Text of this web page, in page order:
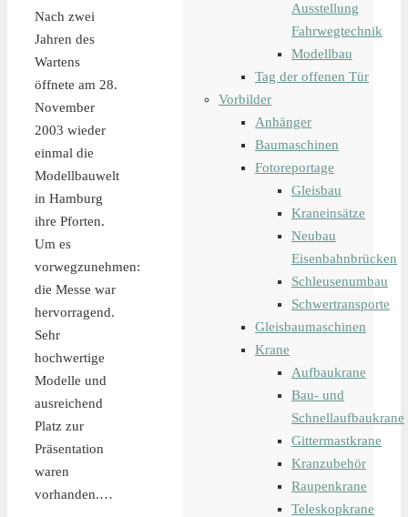
Nach zwei
Jahren des
Wartens
öffnete am 28.
November
2003 wieder
einmal die
Modellbauwelt
in Hamburg
ihre Pforten.
Um es
vorwegzunehmen:
die Messe war
hervorragend.
Sehr
hochwertige
Modelle und
ausreichend
Platz zur
Präsentation
waren
vorhanden.…
Ausstellung
Fahrwegtechnik
Modellbau
Tag der offenen Tür
Vorbilder
Anhänger
Baumaschinen
Fotoreportage
Gleisbau
Kraneinsätze
Neubau
Eisenbahnbrücken
Schleusenumbau
Schwertransporte
Gleisbaumaschinen
Krane
Aufbaukrane
Bau- und
Schnellaufbaukrane
Gittermastkrane
Kranzubehör
Raupenkrane
Teleskopkrane